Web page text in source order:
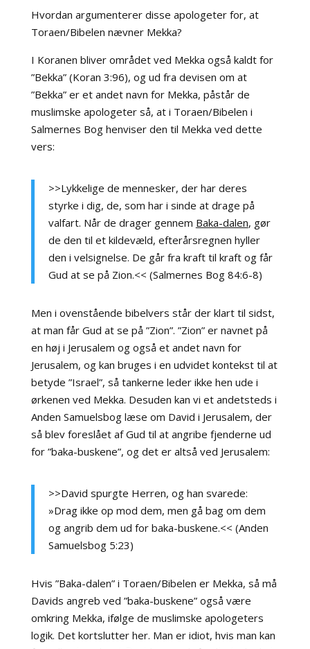
Hvordan argumenterer disse apologeter for, at
Toraen/Bibelen nævner Mekka?
I Koranen bliver området ved Mekka også kaldt for
”Bekka” (Koran 3:96), og ud fra devisen om at
”Bekka” er et andet navn for Mekka, påstår de
muslimske apologeter så, at i Toraen/Bibelen i
Salmernes Bog henviser den til Mekka ved dette
vers:
>>Lykkelige de mennesker, der har deres
styrke i dig, de, som har i sinde at drage på
valfart. Når de drager gennem Baka-dalen, gør
de den til et kildevæld, efterårsregnen hyller
den i velsignelse. De går fra kraft til kraft og får
Gud at se på Zion.<< (Salmernes Bog 84:6-8)
Men i ovenstående bibelvers står der klart til sidst,
at man får Gud at se på ”Zion”. ”Zion” er navnet på
en høj i Jerusalem og også et andet navn for
Jerusalem, og kan bruges i en udvidet kontekst til at
betyde ”Israel”, så tankerne leder ikke hen ude i
ørkenen ved Mekka. Desuden kan vi et andetsteds i
Anden Samuelsbog læse om David i Jerusalem, der
så blev foreslået af Gud til at angribe fjenderne ud
for ”baka-buskene”, og det er altså ved Jerusalem:
>>David spurgte Herren, og han svarede:
»Drag ikke op mod dem, men gå bag om dem
og angrib dem ud for baka-buskene.<< (Anden
Samuelsbog 5:23)
Hvis ”Baka-dalen” i Toraen/Bibelen er Mekka, så må
Davids angreb ved ”baka-buskene” også være
omkring Mekka, ifølge de muslimske apologeters
logik. Det kortslutter her. Man er idiot, hvis man kan